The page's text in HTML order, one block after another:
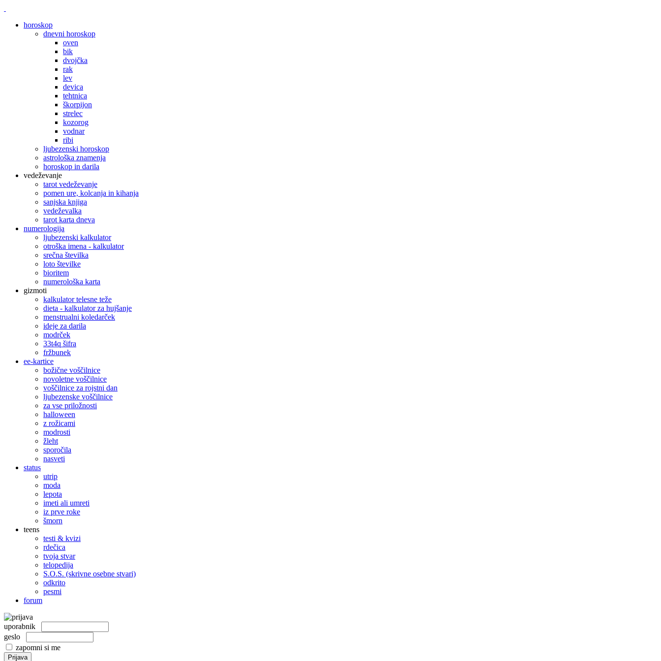
horoskop
dnevni horoskop
oven
bik
dvojčka
rak
lev
devica
tehtnica
škorpijon
strelec
kozorog
vodnar
ribi
ljubezenski horoskop
astrološka znamenja
horoskop in darila
vedeževanje
tarot vedeževanje
pomen ure, kolcanja in kihanja
sanjska knjiga
vedeževalka
tarot karta dneva
numerologija
ljubezenski kalkulator
otroška imena - kalkulator
srečna številka
loto številke
bioritem
numerološka karta
gizmoti
kalkulator telesne teže
dieta - kalkulator za hujšanje
menstrualni koledarček
ideje za darila
modrček
33t4q šifra
fržbunek
ee-kartice
božične voščilnice
novoletne voščilnice
voščilnice za rojstni dan
ljubezenske voščilnice
za vse priložnosti
halloween
z rožicami
modrosti
žleht
sporočila
nasveti
status
utrip
moda
lepota
imeti ali umreti
iz prve roke
šmorn
teens
testi & kvizi
rdečica
tvoja stvar
telopedija
S.O.S. (skrivne osebne stvari)
odkrito
pesmi
forum
uporabnik
geslo
zapomni si me